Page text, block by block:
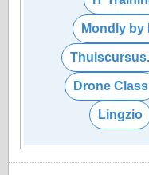
Mondly by
Drone Class
Lingzio